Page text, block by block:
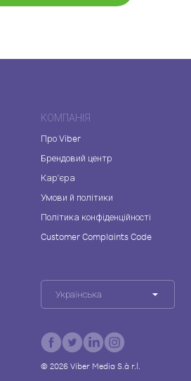
КОМПАНІЯ
Про Viber
Брендовий центр
Кар'єра
Умови й політики
Політика конфіденційності
Customer Complaints Code
Українська
© 2026Viber Media S.à r.l.